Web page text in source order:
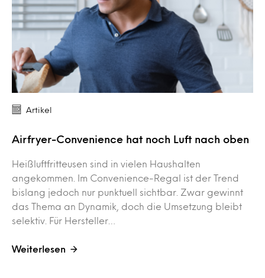
Artikel
Airfryer-Convenience hat noch Luft nach oben
Heißluftfritteusen sind in vielen Haushalten
angekommen. Im Convenience-Regal ist der Trend
bislang jedoch nur punktuell sichtbar. Zwar gewinnt
das Thema an Dynamik, doch die Umsetzung bleibt
selektiv. Für Hersteller…
Weiterlesen